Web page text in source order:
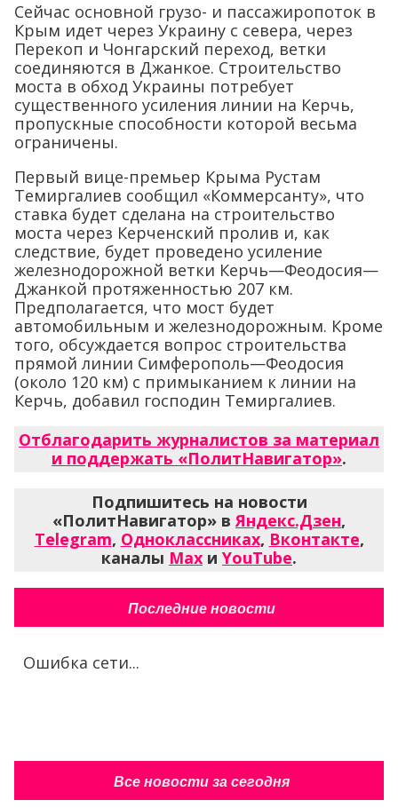
Сейчас основной грузо- и пассажиропоток в
Крым идет через Украину с севера, через
Перекоп и Чонгарский переход, ветки
соединяются в Джанкое. Строительство
моста в обход Украины потребует
существенного усиления линии на Керчь,
пропускные способности которой весьма
ограничены.
Первый вице-премьер Крыма Рустам
Темиргалиев сообщил «Коммерсанту», что
ставка будет сделана на строительство
моста через Керченский пролив и, как
следствие, будет проведено усиление
железнодорожной ветки Керчь—Феодосия—
Джанкой протяженностью 207 км.
Предполагается, что мост будет
автомобильным и железнодорожным. Кроме
того, обсуждается вопрос строительства
прямой линии Симферополь—Феодосия
(около 120 км) с примыканием к линии на
Керчь, добавил господин Темиргалиев.
Отблагодарить журналистов за материал
и поддержать «ПолитНавигатор».
Подпишитесь на новости
«ПолитНавигатор» вЯндекс.Дзен,
Telegram, Одноклассниках, Вконтакте,
каналы Max и YouTube.
Последние новости
Ошибка сети...
Все новости за сегодня